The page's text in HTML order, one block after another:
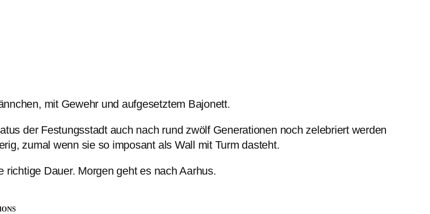
mit Gewehr und aufgesetztem Bajonett.
der Festungsstadt auch nach rund zwölf Generationen noch zelebriert werden
zumal wenn sie so imposant als Wall mit Turm dasteht.
Dauer. Morgen geht es nach Aarhus.